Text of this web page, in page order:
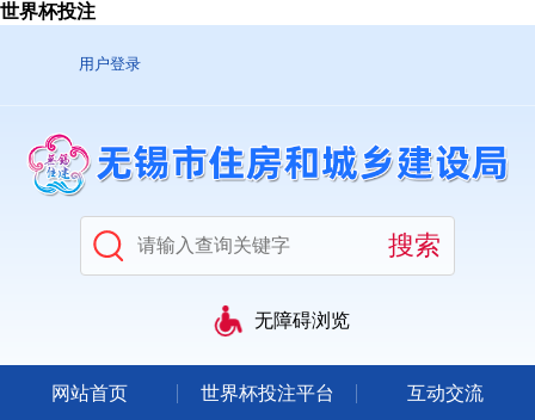
世界杯投注
用户登录
无障碍浏览
网站首页 世界杯投注平台
互动交流